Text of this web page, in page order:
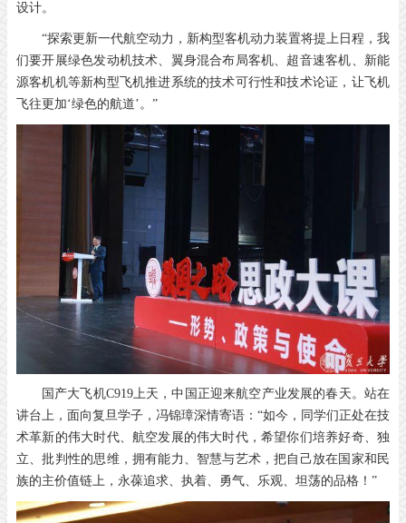
设计。
“探索更新一代航空动力，新构型客机动力装置将提上日程，我
们要开展绿色发动机技术、翼身混合布局客机、超音速客机、新能
源客机机等新构型飞机推进系统的技术可行性和技术论证，让飞机
飞往更加‘绿色的航道’。”
国产大飞机C919上天，中国正迎来航空产业发展的春天。站在
讲台上，面向复旦学子，冯锦璋深情寄语：“如今，同学们正处在技
术革新的伟大时代、航空发展的伟大时代，希望你们培养好奇、独
立、批判性的思维，拥有能力、智慧与艺术，把自己放在国家和民
族的主价值链上，永葆追求、执着、勇气、乐观、坦荡的品格！”